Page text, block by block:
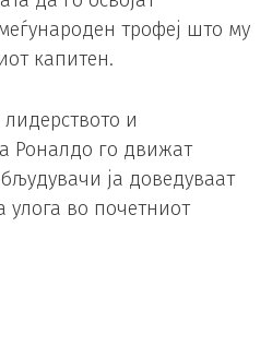
трофеј што му
капитен.
и
Роналдо го движат
ја доведуваат
во почетниот